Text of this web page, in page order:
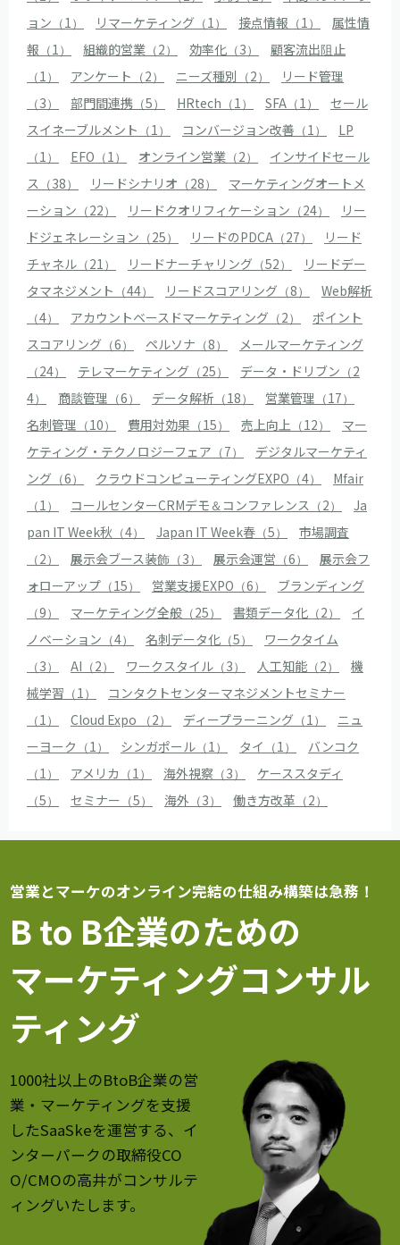
ョン（1）
リマーケティング（1） 接点情報（1）
属性情
報（1）
組織的営業（2） 効率化（3）
顧客流出阻止
（1）
アンケート（2） ニーズ種別（2）
リード管理
（3）
部門間連携（5） HRtech（1） SFA（1）
セール
スイネーブルメント（1）
コンバージョン改善（1）
LP
（1）
EFO（1） オンライン営業（2）
インサイドセール
ス（38）
リードシナリオ（28）
マーケティングオートメ
ーション（22）
リードクオリフィケーション（24）
リー
ドジェネレーション（25）
リードのPDCA（27）
リード
チャネル（21）
リードナーチャリング（52）
リードデー
タマネジメント（44）
リードスコアリング（8）
Web解析
（4）
アカウントベースドマーケティング（2）
ポイント
スコアリング（6）
ペルソナ（8）
メールマーケティング
（24）
テレマーケティング（25）
データ・ドリブン（2
4）
商談管理（6） データ解析（18）
営業管理（17）
名刺管理（10）
費用対効果（15） 売上向上（12）
マー
ケティング・テクノロジーフェア（7）
デジタルマーケティ
ング（6）
クラウドコンピューティングEXPO（4）
Mfair
（1）
コールセンターCRMデモ＆コンファレンス（2）
Ja
pan IT Week秋（4）
Japan IT Week春（5）
市場調査
（2）
展示会ブース装飾（3） 展示会運営（6）
展示会フ
ォローアップ（15）
営業支援EXPO（6）
ブランディング
（9）
マーケティング全般（25） 書類データ化（2）
イ
ノベーション（4）
名刺データ化（5）
ワークタイム
（3）
AI（2） ワークスタイル（3） 人工知能（2）
機
械学習（1）
コンタクトセンターマネジメントセミナー
（1）
Cloud Expo （2） ディープラーニング（1）
ニュ
ーヨーク（1）
シンガポール（1） タイ（1）
バンコク
（1）
アメリカ（1） 海外視察（3）
ケーススタディ
（5）
セミナー（5） 海外（3） 働き方改革（2）
営業とマーケのオンライン完結の仕組み構築は急務！
B to B企業のための
マーケティングコンサル
ティング
1000社以上のBtoB企業の営
業・マーケティングを支援
したSaaSkeを運営する、イ
ンターパークの取締役CO
O/CMOの高井がコンサルテ
ィングいたします。